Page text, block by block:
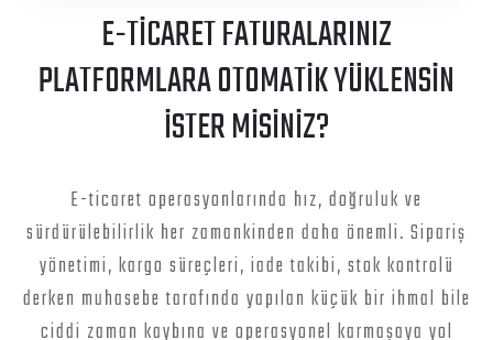
E-TİCARET FATURALARINIZ
PLATFORMLARA OTOMATİK YÜKLENSİN
İSTER MİSİNİZ?
E-ticaret operasyonlarında hız, doğruluk ve
sürdürülebilirlik her zamankinden daha önemli. Sipariş
yönetimi, kargo süreçleri, iade takibi, stok kontrolü
derken muhasebe tarafında yapılan küçük bir ihmal bile
ciddi zaman kaybına ve operasyonel karmaşaya yol